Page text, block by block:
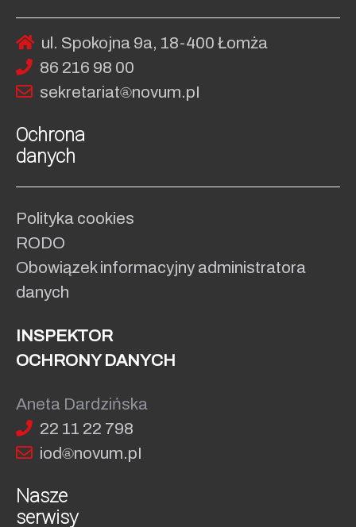
ul. Spokojna 9a, 18-400 Łomża
86 216 98 00
sekretariat novum.pI
Ochrona
danych
Polityka cookies
RODO
Obowiązek informacyjny administratora
danych
INSPEKTOR
OCHRONY DANYCH
Aneta Dardzińska
22 11 22 798
iod
novum.pI
Nasze
serwisy